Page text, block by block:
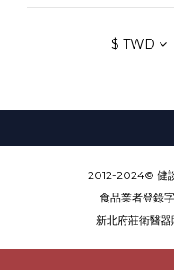
$ TWD
2012-2024© 健
食品業者登錄
新北府莊衛醫